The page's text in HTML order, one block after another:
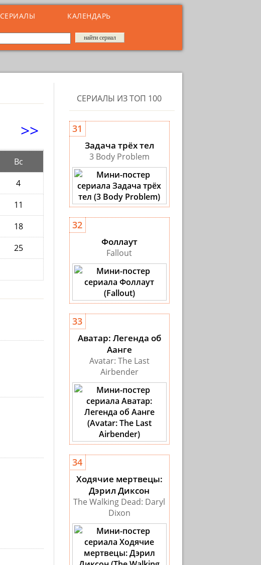
СЕРИАЛЫ КАЛЕНДАРЬ
>>
Вс
4
11
18
25
СЕРИАЛЫ ИЗ ТОП 100
31
Задача трёх тел
3 Body Problem
32
Фоллаут
Fallout
33
Аватар: Легенда об
Аанге
Avatar: The Last
Airbender
34
Ходячие мертвецы:
Дэрил Диксон
The Walking Dead: Daryl
Dixon